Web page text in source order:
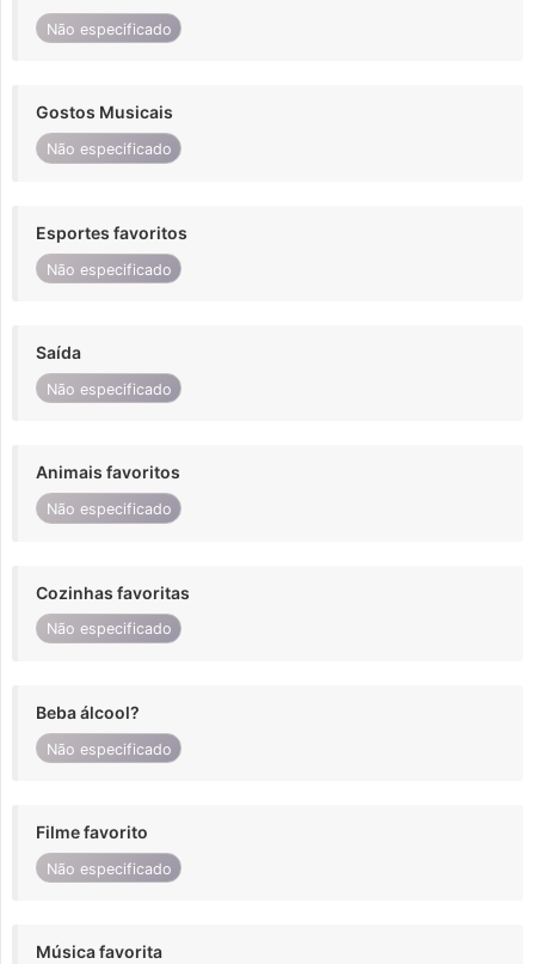
Não especificado
Gostos Musicais
Não especificado
Esportes favoritos
Não especificado
Saída
Não especificado
Animais favoritos
Não especificado
Cozinhas favoritas
Não especificado
Beba álcool?
Não especificado
Filme favorito
Não especificado
Música favorita